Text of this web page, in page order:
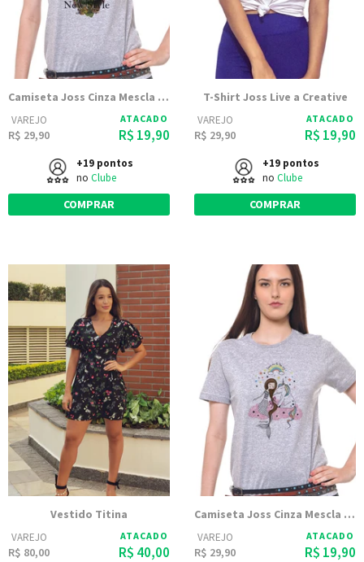
Camiseta Joss Cinza Mescla Estampada Caveira Rosas
VAREJO
R$ 29,90
ATACADO
R$ 19,90
+19 pontos
no Clube
COMPRAR
T-Shirt Joss Live a Creative
VAREJO
R$ 29,90
ATACADO
R$ 19,90
+19 pontos
no Clube
COMPRAR
Vestido Titina
VAREJO
R$ 80,00
ATACADO
R$ 40,00
Camiseta Joss Cinza Mescla Estampada Take Me To
VAREJO
R$ 29,90
ATACADO
R$ 19,90